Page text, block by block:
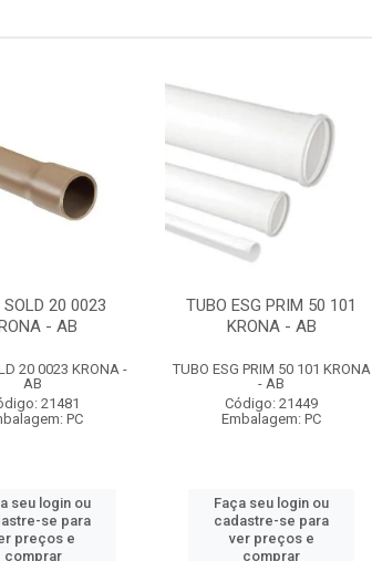
SOLD 20 0023
- AB
20 0023 KRONA -
AB
21481
PC
seu login ou
se para
preços e
comprar
TUBO ESG PRIM 50 101
KRONA - AB
TUBO ESG PRIM 50 101 KRONA
- AB
Código: 21449
Embalagem: PC
Faça seu login ou
cadastre-se para
ver preços e
comprar